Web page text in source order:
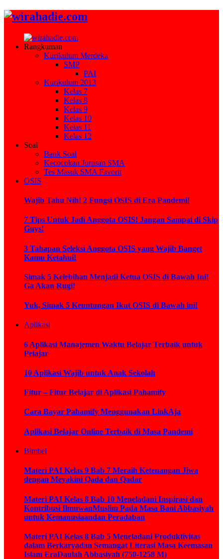
Rangkuman
Kurikulum Merdeka
SMP
PAI
Kurikulum 2013
Kelas 7
Kelas 8
Kelas 9
Kelas 10
Kelas 11
Kelas 12
Soal
Bank Soal
Kecocokan Jurusan SMA
Tes Masuk SMA Favorit
OSIS
Wajib Tahu Nih! 2 Fungsi OSIS di Era Pandemi!
7 Tips Untuk Jadi Anggota OSIS! Jangan Sampai di Skip
Guys!
3 Tahapan Seleksi Anggota OSIS yang Wajib Banget
Kamu Ketahui!
Simak 5 Kelebihan Menjadi Ketua OSIS di Bawah Ini!
Ga Akan Rugi!
Yuk, Simak 5 Keuntungan Ikut OSIS di Bawah ini!
Aplikasi
6 Aplikasi Manajemen Waktu Belajar Terbaik untuk
Pelajar
10 Aplikasi Wajib untuk Anak Sekolah
Fitur – Fitur Belajar di Aplikasi Pahamify
Cara Bayar Pahamify Menggunakan LinkAja
Aplikasi Belajar Online Terbaik di Masa Pandemi
Bimbel
Materi PAI Kelas 9 Bab 7 Meraih Ketenangan Jiwa
dengan Meyakini Qada dan Qadar
Materi PAI Kelas 8 Bab 10 Meneladani Inspirasi dan
Kontribusi IlmuwanMuslim Pada Masa Bani Abbasiyah
untuk Kemanusiaandan Peradaban
Materi PAI Kelas 8 Bab 5 Meneladani Produktivitas
dalam Berkaryadan Semangat Literasi Masa Keemasan
Islam EraDaulah Abbasiyah (750-1258 M)